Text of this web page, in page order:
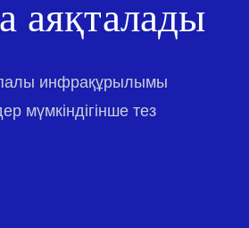
аяқталады
инфрақұрылымы
мүмкіндігінше тез